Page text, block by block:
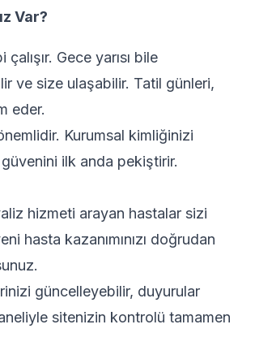
Var?
Gece yarısı bile
ve size ulaşabilir. Tatil günleri,
eder.
Kurumsal kimliğinizi
güvenini ilk anda pekiştirir.
hizmeti arayan hastalar sizi
hasta kazanımınızı doğrudan
güncelleyebilir, duyurular
sitenizin kontrolü tamamen